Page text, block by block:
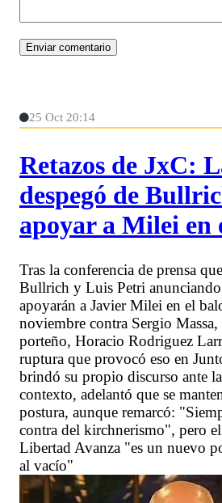
25 Oct 20:14
Retazos de JxC:
despegó de
apoyar a Milei en
Tras la conferencia de prensa
Bullrich y Luis Petri
apoyarán a Javier Milei en el
noviembre contra Sergio
porteño, Horacio Rodriguez
ruptura que provocó eso en
brindó su propio discurso ante
contexto, adelantó que se
postura, aunque remarcó:
contra del kirchnerismo", pero
Libertad Avanza "es un nuevo
al vacío"